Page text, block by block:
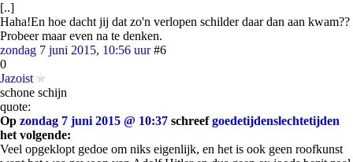
[..]
Haha!En hoe dacht jij dat zo'n verlopen schilder daar dan aan kwam??
Probeer maar even na te denken.
zondag 7 juni 2015, 10:56 uur #6
0
Jazoist
schone schijn
quote:
Op zondag 7 juni 2015 @ 10:37 schreefgoedetijdenslechtetijden
het volgende:
Veel opgeklopt gedoe om niks eigenlijk, en het is ook geen roofkunst